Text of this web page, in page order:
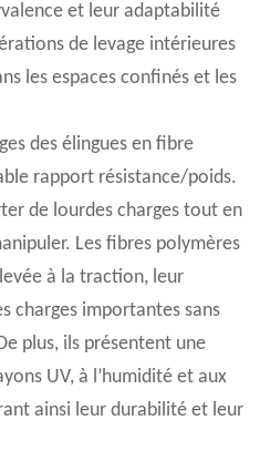
et leur adaptabilité
de levage intérieures
les espaces confinés et les
des élingues en fibre
rapport résistance/poids.
de lourdes charges tout en
Les fibres polymères
à la traction, leur
charges importantes sans
plus, ils présentent une
UV, à l’humidité et aux
ainsi leur durabilité et leur